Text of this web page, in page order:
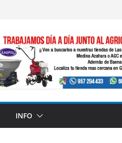
INFO